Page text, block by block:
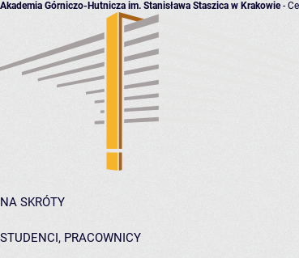
Akademia Górniczo-Hutnicza im. Stanisława Staszica w Krakowie-
NA SKRÓTY
STUDENCI, PRACOWNICY